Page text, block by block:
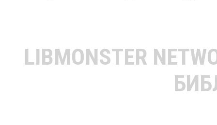
LIBMONSTER